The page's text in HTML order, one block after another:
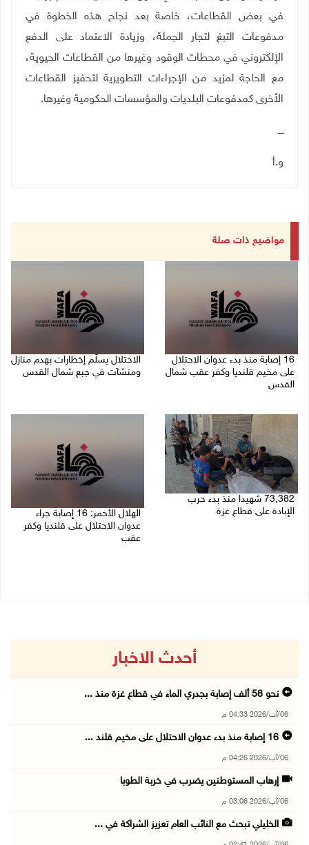
في بعض القطاعات، خاصة بعد نجاح هذه الخطوة في
مدفوعات التبغ لتجار الجملة، وزيادة الاعتماد على الدفع
الإلكتروني في محطات الوقود وغيرها من القطاعات الحيوية،
مع الحاجة لمزيد من الإجراءات التطويرية لتحفيز القطاعات
الأخرى كمدفوعات البلديات والمؤسسات الحكومية وغيرها.
ــــ
و.أ
مواضيع ذات صلة
16 إصابة منذ بدء عدوان الاحتلال
على مخيم قلنديا وكفر عقب شمال
القدس
الاحتلال يسلّم إخطارات بهدم منازل
ومنشآت في جبع شمال القدس
73,382 شهيدا منذ بدء حرب
الإبادة على قطاع غزة
الهلال الأحمر: 16 إصابة جراء
عدوان الاحتلال على قلنديا وكفر
عقب
أحدث الاخبار
نحو 58 ألف إصابة بجدري الماء في قطاع غزة منذ ...
06/آب/2026 04:33 م
16 إصابة منذ بدء عدوان الاحتلال على مخيم قلند ...
06/آب/2026 04:26 م
إرهاب المستوطنين يضرب في خربة الطوبا
06/آب/2026 03:06 م
الخليلي تبحث مع النائب العام تعزيز الشراكة في ...